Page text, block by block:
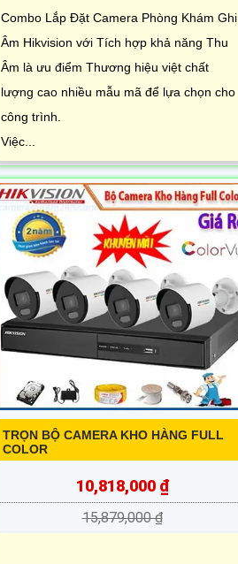
Combo Lắp Đặt Camera Phòng Khám Ghi
Âm Hikvision với Tích hợp khả năng Thu
Âm là ưu điểm Thương hiệu việt chất
lượng cao nhiều mẫu mã để lựa chọn cho
công trình.
Việc...
TRỌN BỘ CAMERA KHO HÀNG FULL
COLOR
10,818,000 ₫
15,879,000 ₫